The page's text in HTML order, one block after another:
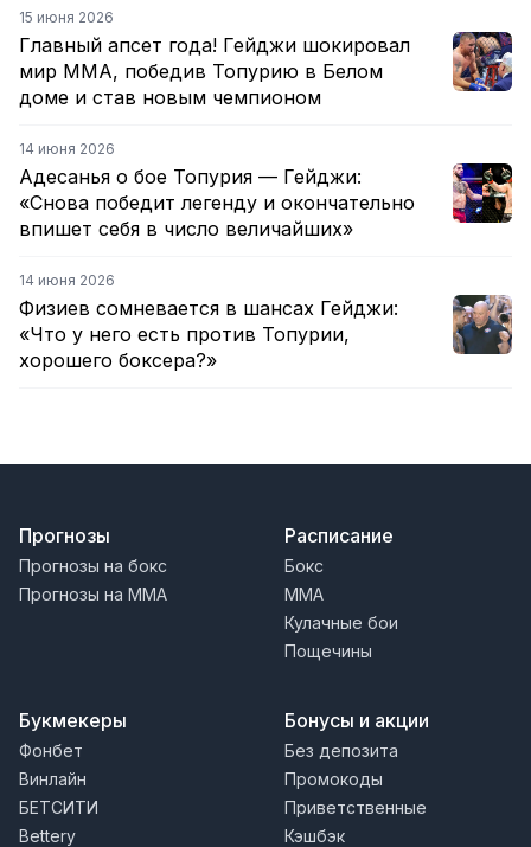
15 июня 2026
Главный апсет года! Гейджи шокировал
мир ММА, победив Топурию в Белом
доме и став новым чемпионом
14 июня 2026
Адесанья о бое Топурия — Гейджи:
«Снова победит легенду и окончательно
впишет себя в число величайших»
14 июня 2026
Физиев сомневается в шансах Гейджи:
«Что у него есть против Топурии,
хорошего боксера?»
Прогнозы
Прогнозы на бокс
Прогнозы на MMA
Расписание
Бокс
MMA
Кулачные бои
Пощечины
Букмекеры
Фонбет
Винлайн
БЕТСИТИ
Bettery
Бонусы и акции
Без депозита
Промокоды
Приветственные
Кэшбэк